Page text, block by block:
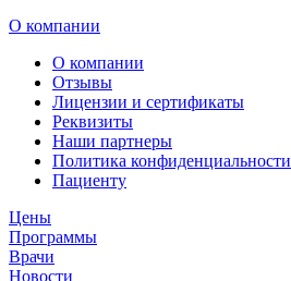
О компании
О компании
Отзывы
Лицензии и сертификаты
Реквизиты
Наши партнеры
Политика конфиденциальности
Пациенту
Цены
Программы
Врачи
Новости